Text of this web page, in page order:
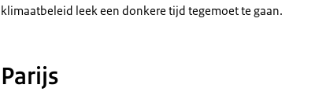
klimaatbeleid leek een donkere tijd tegemoet te gaan.
Parijs